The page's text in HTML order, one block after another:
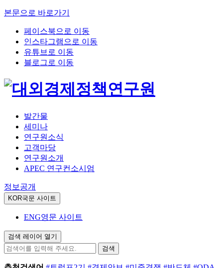
본문으로 바로가기
페이스북으로 이동
인스타그램으로 이동
유튜브로 이동
블로그로 이동
발간물
세미나
연구원소식
고객마당
연구원소개
APEC 연구컨소시엄
정보공개
KOR국문 사이트
ENG영문 사이트
검색 레이어 열기
검색